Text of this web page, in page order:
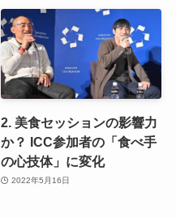
2. 美食セッションの影響力
か？ ICC参加者の「食べ手
の心技体」に変化
2022年5月16日